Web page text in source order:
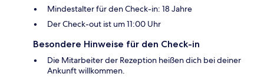
Mindestalter für den Check-in: 18 Jahre
Der Check-out ist um 11:00 Uhr
Besondere Hinweise für den Check-in
Die Mitarbeiter der Rezeption heißen dich bei deiner
Ankunft willkommen.